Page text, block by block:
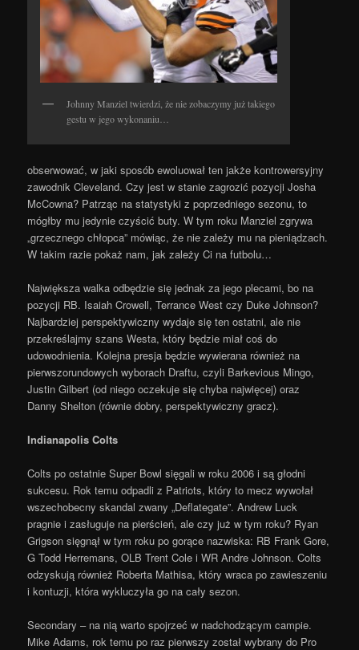
Johnny Manziel twierdzi, że nie zobaczymy już takiego
gestu w jego wykonaniu…
obserwować, w jaki sposób ewoluował ten jakże kontrowersyjny
zawodnik Cleveland. Czy jest w stanie zagrozić pozycji Josha
McCowna? Patrząc na statystyki z poprzedniego sezonu, to
mógłby mu jedynie czyścić buty. W tym roku Manziel zgrywa
„grzecznego chłopca” mówiąc, że nie zależy mu na pieniądzach.
W takim razie pokaż nam, jak zależy Ci na futbolu…
Największa walka odbędzie się jednak za jego plecami, bo na
pozycji RB. Isaiah Crowell, Terrance West czy Duke Johnson?
Najbardziej perspektywiczny wydaje się ten ostatni, ale nie
przekreślajmy szans Westa, który będzie miał coś do
udowodnienia. Kolejna presja będzie wywierana również na
pierwszorundowych wyborach Draftu, czyli Barkevious Mingo,
Justin Gilbert (od niego oczekuje się chyba najwięcej) oraz
Danny Shelton (równie dobry, perspektywiczny gracz).
Indianapolis Colts
Colts po ostatnie Super Bowl sięgali w roku 2006 i są głodni
sukcesu. Rok temu odpadli z Patriots, który to mecz wywołał
wszechobecny skandal zwany „Deflategate”. Andrew Luck
pragnie i zasługuje na pierścień, ale czy już w tym roku? Ryan
Grigson sięgnął w tym roku po gorące nazwiska: RB Frank Gore,
G Todd Herremans, OLB Trent Cole i WR Andre Johnson. Colts
odzyskują również Roberta Mathisa, który wraca po zawieszeniu
i kontuzji, która wykluczyła go na cały sezon.
Secondary – na nią warto spojrzeć w nadchodzącym campie.
Mike Adams, rok temu po raz pierwszy został wybrany do Pro